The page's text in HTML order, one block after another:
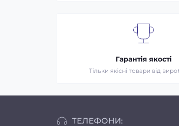
Гарантія якості
Тільки якісні товари від
ТЕЛЕФОНИ: